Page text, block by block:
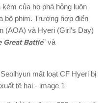
của họ phá hỏng luôn
bộ phim. Trường hợp điển
(AOA) và Hyeri (Girl’s Day)
Great Battle” và